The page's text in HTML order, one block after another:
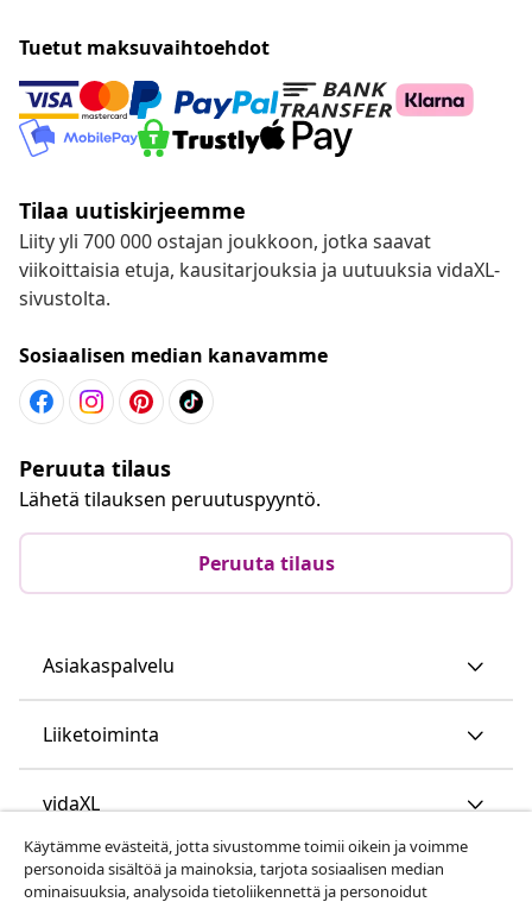
Tuetut maksuvaihtoehdot
Tilaa uutiskirjeemme
Liity yli 700 000 ostajan joukkoon, jotka saavat
viikoittaisia etuja, kausitarjouksia ja uutuuksia vidaXL-
sivustolta.
Sosiaalisen median kanavamme
Peruuta tilaus
Lähetä tilauksen peruutuspyyntö.
Peruuta tilaus
Asiakaspalvelu
Liiketoiminta
vidaXL
Löydä lisää
Käytämme evästeitä, jotta sivustomme toimii oikein ja voimme
personoida sisältöä ja mainoksia, tarjota sosiaalisen median
ominaisuuksia, analysoida tietoliikennettä ja personoidut